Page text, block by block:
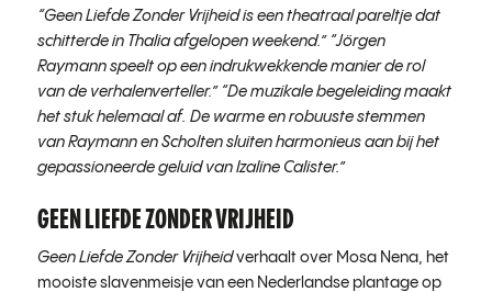
“Geen Liefde Zonder Vrijheid is een theatraal pareltje dat
schitterde in Thalia afgelopen weekend.” “Jörgen
Raymann speelt op een indrukwekkende manier de rol
van de verhalenverteller.” “De muzikale begeleiding maakt
het stuk helemaal af. De warme en robuuste stemmen
van Raymann en Scholten sluiten harmonieus aan bij het
gepassioneerde geluid van Izaline Calister.”
GEEN LIEFDE ZONDER VRIJHEID
Geen Liefde Zonder Vrijheidverhaalt over Mosa Nena, het
mooiste slavenmeisje van een Nederlandse plantage op